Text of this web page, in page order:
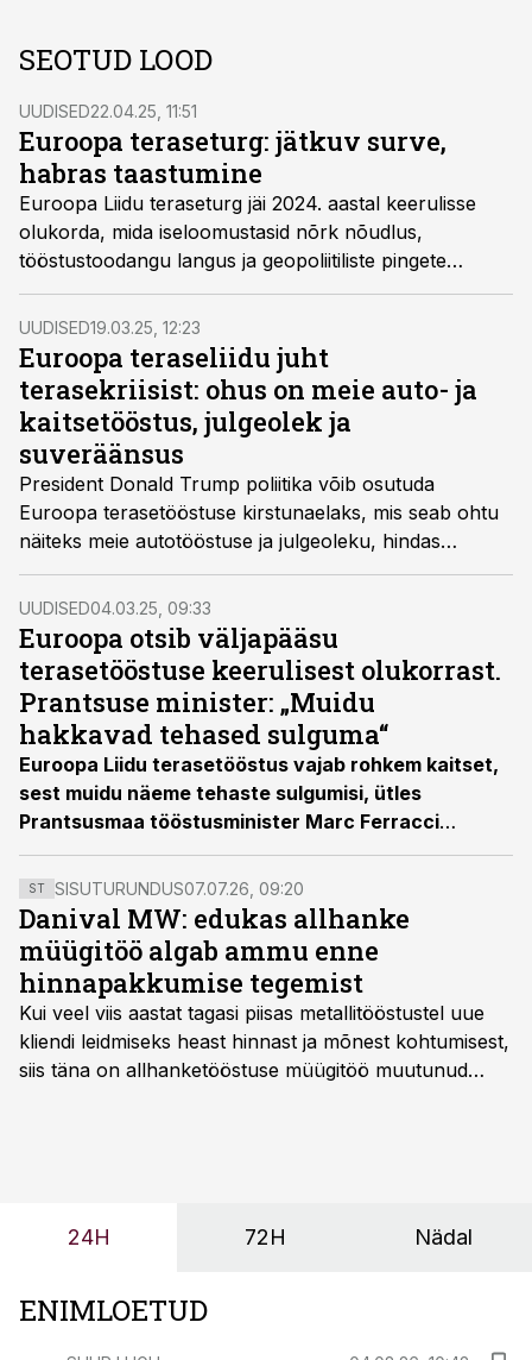
SEOTUD LOOD
UUDISED22.04.25, 11:51
Euroopa teraseturg: jätkuv surve,
habras taastumine
Euroopa Liidu teraseturg jäi 2024. aastal keerulisse
olukorda, mida iseloomustasid nõrk nõudlus,
tööstustoodangu langus ja geopoliitiliste pingete
kestmine. Värskeim Euroopa terasetootjate ühenduse
Eurofer ülevaade toob esile, et kuigi turu põhi on
möödas, on taastumine 2025. aastal ebakindel ja
allapoole varasematest ootustest.
UUDISED19.03.25, 12:23
Euroopa teraseliidu juht
terasekriisist: ohus on meie auto- ja
kaitsetööstus, julgeolek ja
suveräänsus
President Donald Trump poliitika võib osutuda
Euroopa terasetööstuse kirstunaelaks, mis seab ohtu
näiteks meie autotööstuse ja julgeoleku, hindas
Euroopa teraseliidu president Henrik Adam.
UUDISED04.03.25, 09:33
Euroopa otsib väljapääsu
terasetööstuse keerulisest olukorrast.
Prantsuse minister: „Muidu
hakkavad tehased sulguma“
Euroopa Liidu terasetööstus vajab rohkem kaitset,
sest muidu näeme tehaste sulgumisi, ütles
Prantsusmaa tööstusminister Marc Ferracci
eelmise nädala neljapäeval.
ST SISUTURUNDUS07.07.26, 09:20
Danival MW: edukas allhanke
müügitöö algab ammu enne
hinnapakkumise tegemist
Kui veel viis aastat tagasi piisas metallitööstustel uue
kliendi leidmiseks heast hinnast ja mõnest kohtumisest,
siis täna on allhanketööstuse müügitöö muutunud
24H 72H Nädal
ENIMLOETUD